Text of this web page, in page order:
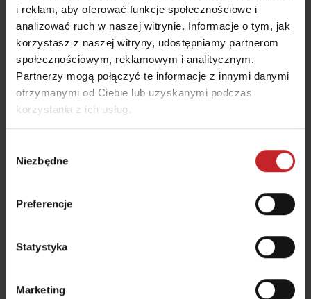
i reklam, aby oferować funkcje społecznościowe i
analizować ruch w naszej witrynie. Informacje o tym, jak
korzystasz z naszej witryny, udostępniamy partnerom
społecznościowym, reklamowym i analitycznym.
Partnerzy mogą połączyć te informacje z innymi danymi
otrzymanymi od Ciebie lub uzyskanymi podczas
korzystania z ich usług.
zgody
Niezbędne
Preferencje
Statystyka
Marketing
Aktualizacja oprogramowania
Dowiedz się, jak aktualizować oprogramowanie